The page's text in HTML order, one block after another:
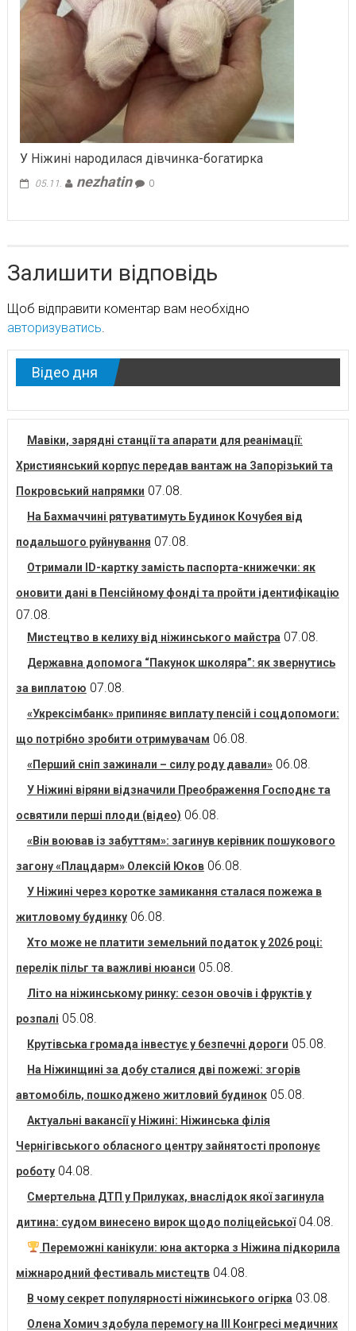
У Ніжині народилася дівчинка-богатирка
05.11. nezhatin 0
Залишити відповідь
Щоб відправити коментар вам необхідно
авторизуватись
Відео дня
Мавіки, зарядні станції та апарати для реанімації:
Християнський корпус передав вантаж на Запорізький та
Покровський напрямки 07.08.
На Бахмаччині рятуватимуть Будинок Кочубея від
подальшого руйнування 07.08.
Отримали ID-картку замість паспорта-книжечки: як
оновити дані в Пенсійному фонді та пройти ідентифікацію
07.08.
Мистецтво в келиху від ніжинського майстра 07.08.
Державна допомога “Пакунок школяра”: як звернутись
за виплатою 07.08.
«Укрексімбанк» припиняє виплату пенсій і соцдопомоги:
що потрібно зробити отримувачам 06.08.
«Перший сніп зажинали – силу роду давали» 06.08.
У Ніжині віряни відзначили Преображення Господнє та
освятили перші плоди (відео) 06.08.
«Він воював із забуттям»: загинув керівник пошукового
загону «Плацдарм» Олексій Юков 06.08.
У Ніжині через коротке замикання сталася пожежа в
житловому будинку 06.08.
Хто може не платити земельний податок у 2026 році:
перелік пільг та важливі нюанси 05.08.
Літо на ніжинському ринку: сезон овочів і фруктів у
розпалі 05.08.
Крутівська громада інвестує у безпечні дороги 05.08.
На Ніжинщині за добу сталися дві пожежі: згорів
автомобіль, пошкоджено житловий будинок 05.08.
Актуальні вакансії у Ніжині: Ніжинська філія
Чернігівського обласного центру зайнятості пропонує
роботу 04.08.
Смертельна ДТП у Прилуках, внаслідок якої загинула
дитина: судом винесено вирок щодо поліцейської 04.08.
Переможні канікули: юна акторка з Ніжина підкорила
міжнародний фестиваль мистецтв 04.08.
В чому секрет популярності ніжинського огірка 03.08.
Олена Хомич здобула перемогу на ІІІ Конгресі медичних